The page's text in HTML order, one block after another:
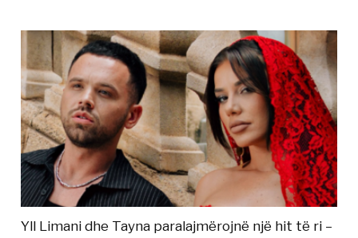
Yll Limani dhe Tayna paralajmërojnë një hit të ri –